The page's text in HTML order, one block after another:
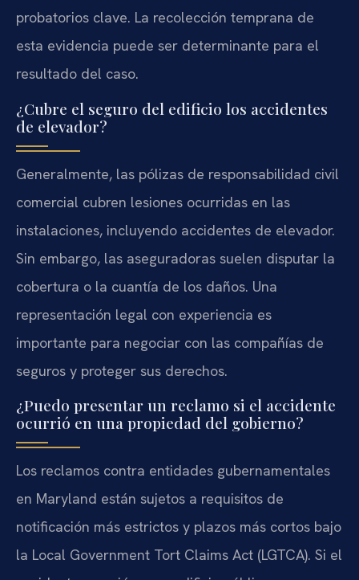
probatorios clave. La recolección temprana de
esta evidencia puede ser determinante para el
resultado del caso.
¿Cubre el seguro del edificio los accidentes
de elevador?
Generalmente, las pólizas de responsabilidad civil
comercial cubren lesiones ocurridas en las
instalaciones, incluyendo accidentes de elevador.
Sin embargo, las aseguradoras suelen disputar la
cobertura o la cuantía de los daños. Una
representación legal con experiencia es
importante para negociar con las compañías de
seguros y proteger sus derechos.
¿Puedo presentar un reclamo si el accidente
ocurrió en una propiedad del gobierno?
Los reclamos contra entidades gubernamentales
en Maryland están sujetos a requisitos de
notificación más estrictos y plazos más cortos bajo
la Local Government Tort Claims Act (LGTCA). Si el